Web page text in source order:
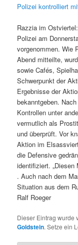
Polizei kontrolliert
Razzia im
Polizei am
vorgenommen. Wie
Abend mitteilte,
sowie Cafés,
Schwerpunkt der
Ergebnisse der
bekanntgeben.
Kontrollen unter
vermutlich als
und überprüft. Vor
Aktion im
die Defensive
identifiziert. „Diesen
. Auch nach dem
Situation aus dem
Ralf Roeger
Dieser Eintrag wurde
Goldstein. Setze ein